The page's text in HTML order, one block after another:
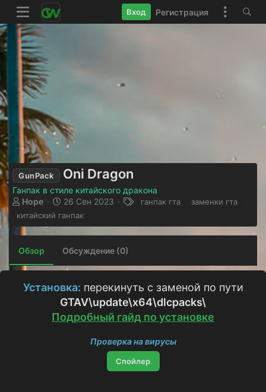
Вход Регистрация
GunPack Oni Dragon
Ганпак в стиле китайского дракона
А
в
о
р
Hope
Д
а
а
с
з
а
н
и
я
26 Сен 2023
и
ганпак гта
заменки гта
китайский ганпак
Обзор Обсуждение (0)
Установка: перекинуть с заменой по пути
GTAV\update\x64\dlcpacks\
Подробный гайд по установке
Проверка на вирусы
Спойлер